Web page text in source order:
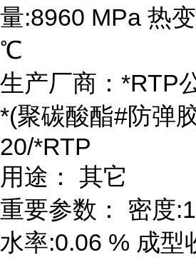
量:8960 MPa 热
℃
生产厂商：*RTP
*(聚碳酸酯#防弹
20/*RTP
用途： 其它
重要参数： 密度
水率:0.06 % 成型